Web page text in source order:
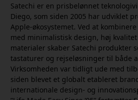
Satechi er en prisbelønnet
Diego, som siden 2005 har udviklet
Apple-økosystemet. Ved at
med minimalistisk design, høj
materialer skaber Satechi produkter
tastaturer og rejseløsninger til både
Virksomheden var tidligt ude med
siden blevet et globalt etableret
internationale design- og